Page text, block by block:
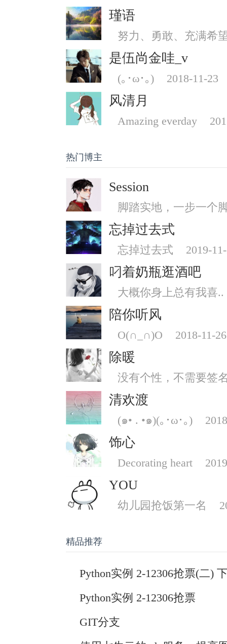
瑾语
努力、勇敢、充满希
是伍尚金哇_v
(｡･ω･｡) 2018-11-23
风清月
Amazing everday
热门博主
Session
脚踏实地，一步一个
忘掉过去式
忘掉过去式 2019-
叼着奶瓶逛酒吧
大概你身上总有我喜..
陪你听风
O(∩_∩)O 2018-11-26
除暖
没有个性，不需要签
清欢渡
(๑• . •๑)(｡･ω･｡)
饰心
Decorating heart
YOU
幼儿园抢饭第一名
精品推荐
Python实例 2-12306抢票(二)
Python实例 2-12306抢票
GIT分支